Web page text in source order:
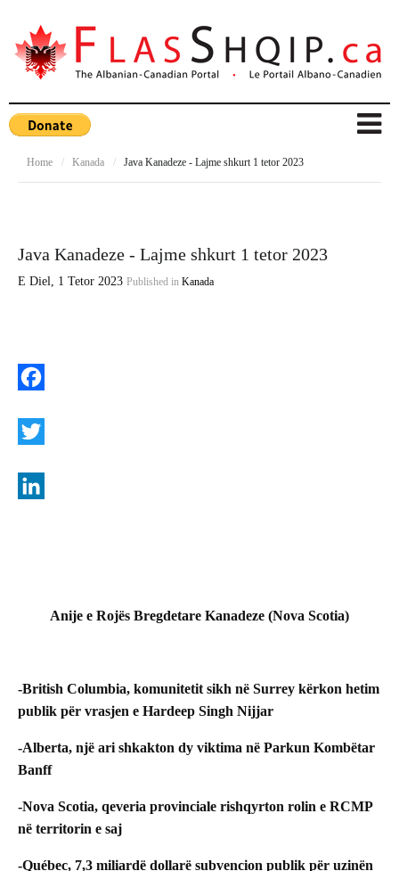
Home / Kanada / Java Kanadeze - Lajme shkurt 1 tetor 2023
Java Kanadeze - Lajme shkurt 1 tetor 2023
E Diel, 1 Tetor 2023 Published in Kanada
a
ew
Anije e Rojës Bregdetare Kanadeze (Nova Scotia)
-British Columbia, komunitetit sikh në Surrey kërkon hetim
publik për vrasjen e Hardeep Singh Nijjar
-Alberta, një ari shkakton dy viktima në Parkun Kombëtar
Banff
-Nova Scotia, qeveria provinciale rishqyrton rolin e RCMP
në territorin e saj
-Québec, 7,3 miliardë dollarë subvencion publik për uzinën